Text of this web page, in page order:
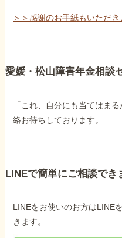
＞＞感謝のお手紙もいただき
愛媛・松山障害年金相談
「これ、自分にも当てはま
絡お待ちしております。
LINEで簡単にご相談でき
LINEをお使いのお方はLINE
きます。